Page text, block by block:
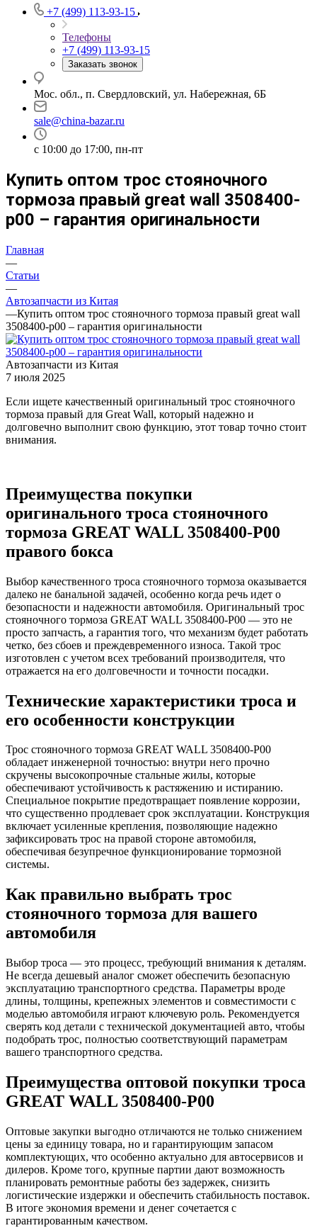
+7 (499) 113-93-15
Телефоны
+7 (499) 113-93-15
Заказать звонок
Мос. обл., п. Свердловский, ул. Набережная, 6Б
sale@china-bazar.ru
c 10:00 до 17:00, пн-пт
Купить оптом трос стояночного
тормоза правый great wall 3508400-
p00 – гарантия оригинальности
Главная
—
Статьи
—
Автозапчасти из Китая
—Купить оптом трос стояночного тормоза правый great wall
3508400-p00 – гарантия оригинальности
Автозапчасти из Китая
7 июля 2025
Если ищете качественный оригинальный трос стояночного
тормоза правый для Great Wall, который надежно и
долговечно выполнит свою функцию, этот товар точно стоит
внимания.
Преимущества покупки
оригинального троса стояночного
тормоза GREAT WALL 3508400-P00
правого бокса
Выбор качественного троса стояночного тормоза оказывается
далеко не банальной задачей, особенно когда речь идет о
безопасности и надежности автомобиля. Оригинальный трос
стояночного тормоза GREAT WALL 3508400-P00 — это не
просто запчасть, а гарантия того, что механизм будет работать
четко, без сбоев и преждевременного износа. Такой трос
изготовлен с учетом всех требований производителя, что
отражается на его долговечности и точности посадки.
Технические характеристики троса и
его особенности конструкции
Трос стояночного тормоза GREAT WALL 3508400-P00
обладает инженерной точностью: внутри него прочно
скручены высокопрочные стальные жилы, которые
обеспечивают устойчивость к растяжению и истиранию.
Специальное покрытие предотвращает появление коррозии,
что существенно продлевает срок эксплуатации. Конструкция
включает усиленные крепления, позволяющие надежно
зафиксировать трос на правой стороне автомобиля,
обеспечивая безупречное функционирование тормозной
системы.
Как правильно выбрать трос
стояночного тормоза для вашего
автомобиля
Выбор троса — это процесс, требующий внимания к деталям.
Не всегда дешевый аналог сможет обеспечить безопасную
эксплуатацию транспортного средства. Параметры вроде
длины, толщины, крепежных элементов и совместимости с
моделью автомобиля играют ключевую роль. Рекомендуется
сверять код детали с технической документацией авто, чтобы
подобрать трос, полностью соответствующий параметрам
вашего транспортного средства.
Преимущества оптовой покупки троса
GREAT WALL 3508400-P00
Оптовые закупки выгодно отличаются не только снижением
цены за единицу товара, но и гарантирующим запасом
комплектующих, что особенно актуально для автосервисов и
дилеров. Кроме того, крупные партии дают возможность
планировать ремонтные работы без задержек, снизить
логистические издержки и обеспечить стабильность поставок.
В итоге экономия времени и денег сочетается с
гарантированным качеством.